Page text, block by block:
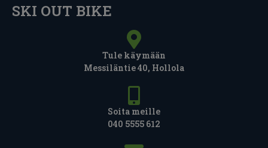
SKI OUT BIKE
Tule käymään
Messiläntie 40, Hollola
Soita meille
040 5555 612